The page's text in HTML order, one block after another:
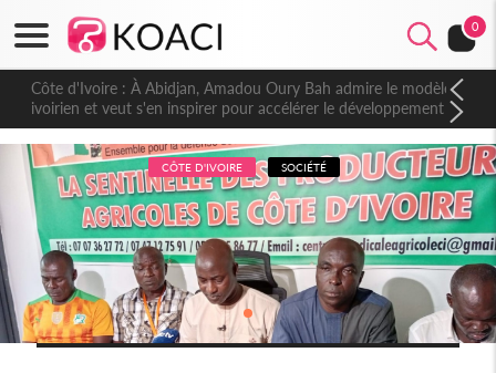
0
Côte d'Ivoire : À Abidjan, Amadou Oury Bah admire le modèle
ivoirien et veut s'en inspirer pour accélérer le développement
de la Guinée
CÔTE D'IVOIRE SOCIÉTÉ